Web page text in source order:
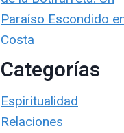
Paraíso Escondido
Costa
Categorías
Espiritualidad
Relaciones